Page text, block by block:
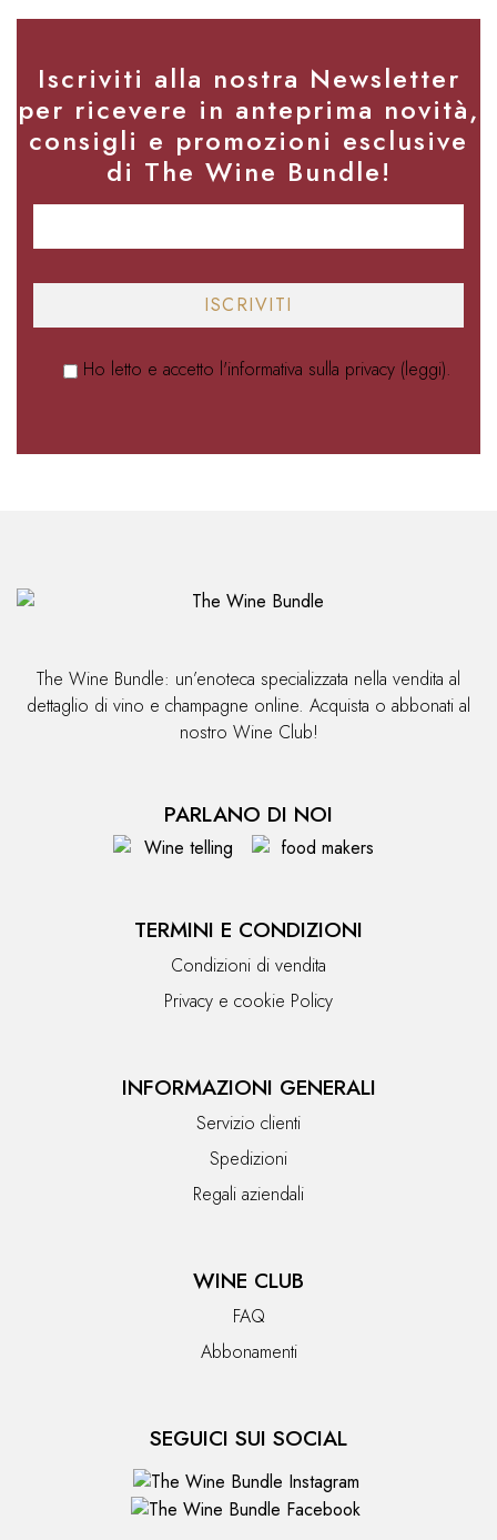
Iscriviti alla nostra Newsletter
per ricevere in anteprima novità,
consigli e promozioni esclusive
di The Wine Bundle!
Ho letto e accetto l'informativa sulla privacy (leggi).
The Wine Bundle: un’enoteca specializzata nella vendita al
dettaglio di vino e champagne online. Acquista o abbonati al
nostro Wine Club!
PARLANO DI NOI
TERMINI E CONDIZIONI
Condizioni di vendita
Privacy e cookie Policy
INFORMAZIONI GENERALI
Servizio clienti
Spedizioni
Regali aziendali
WINE CLUB
FAQ
Abbonamenti
SEGUICI SUI SOCIAL